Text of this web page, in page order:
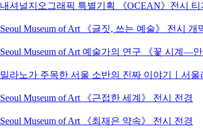
내셔널지오그래픽 특별기획 《OCEAN》전시 티
Seoul Museum of Art 《글짓, 쓰는 예술》 전시 개
Seoul Museum of Art 예술가의 연구 《꽃 시계―
밀라노가 주목한 서울 소반의 진짜 이야기ㅣ서울
Seoul Museum of Art 《근접한 세계》 전시 전경
Seoul Museum of Art 《최재은 약속》 전시 전경